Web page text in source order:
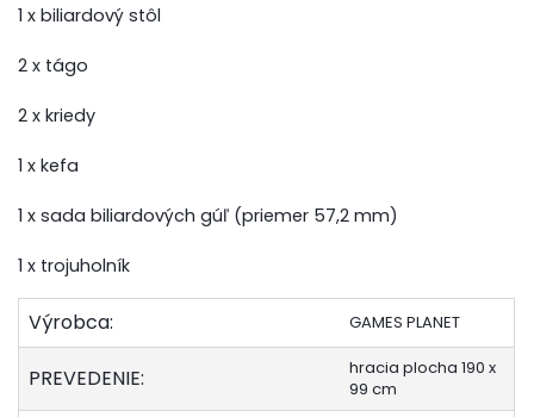
1 x biliardový stôl
2 x tágo
2 x kriedy
1 x kefa
1 x sada biliardových gúľ (priemer 57,2 mm)
1 x trojuholník
Výrobca: GAMES PLANET
PREVEDENIE:
hracia plocha 190 x
99 cm